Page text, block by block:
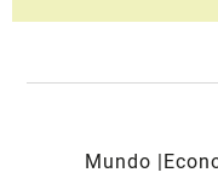
Mundo